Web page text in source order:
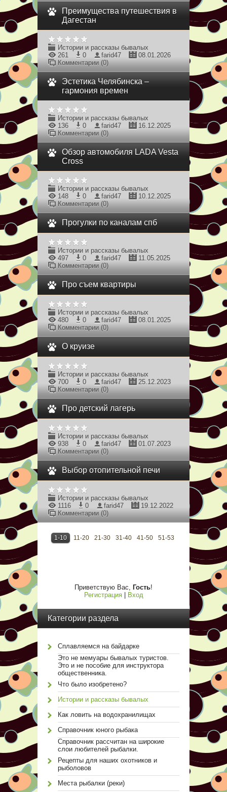
Преимущества путешествия в
Дагестан
Истории и рассказы бывалых
261
0 farid47
08.01.2026
Комментарии (0)
Эстетика Челябинска –
гармония времен
Истории и рассказы бывалых
136
0 farid47
16.12.2025
Комментарии (0)
Обзор автомобиля LADA Vesta
Cross
Истории и рассказы бывалых
148
0 farid47
10.12.2025
Комментарии (0)
Прогулки по каналам спб
Истории и рассказы бывалых
497
0 farid47
11.05.2025
Комментарии (0)
Про съем квартиры
Истории и рассказы бывалых
480
0 farid47
08.01.2025
Комментарии (0)
О круизе
Истории и рассказы бывалых
700
0 farid47
25.12.2023
Комментарии (0)
Про детский лагерь
Истории и рассказы бывалых
938
0 farid47
01.07.2023
Комментарии (0)
Выбор отопительной печи
Истории и рассказы бывалых
1116
0 farid47
19.12.2022
Комментарии (0)
1-10 11-20 21-30 31-40 41-50 51-53
Приветствую Вас, Гость!
Регистрация| Вход
Категории раздела
Сплавляемся на байдарке
Это не мемуары бывалых туристов.
Это и не пособие для инструктора
общественника.
Что было изобретено?
Истории и рассказы бывалых
Как ловить на водохранилищах
Справочник юного рыбака
Справочник рассчитан на широкие
слои любителей рыбалки.
Рецепты для наших охотников и
рыболовов
Места рыбалки (реки)